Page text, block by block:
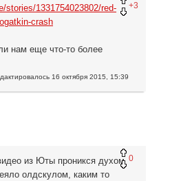
+3
stories/1331754023802/red-
crash
нам еще что-то более
16 октября 2015, 15:39
0
из Юты проникся духом
олдскулом, каким то